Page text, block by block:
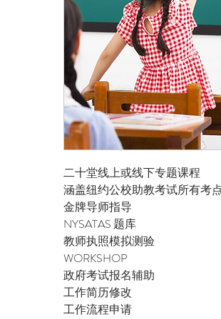
二十堂线上或线下专题课程
涵盖纽约公校助教考试所有考
金牌导师指导​
​NYSATAS 题库
教师执照模拟测验
​WORKSHOP
​政府考试报名辅助
​工作简历修改
​工作流程申请